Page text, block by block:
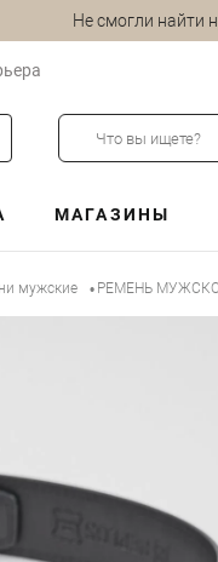
Не смогли найти
МАГАЗИНЫ
мужские • РЕМЕНЬ